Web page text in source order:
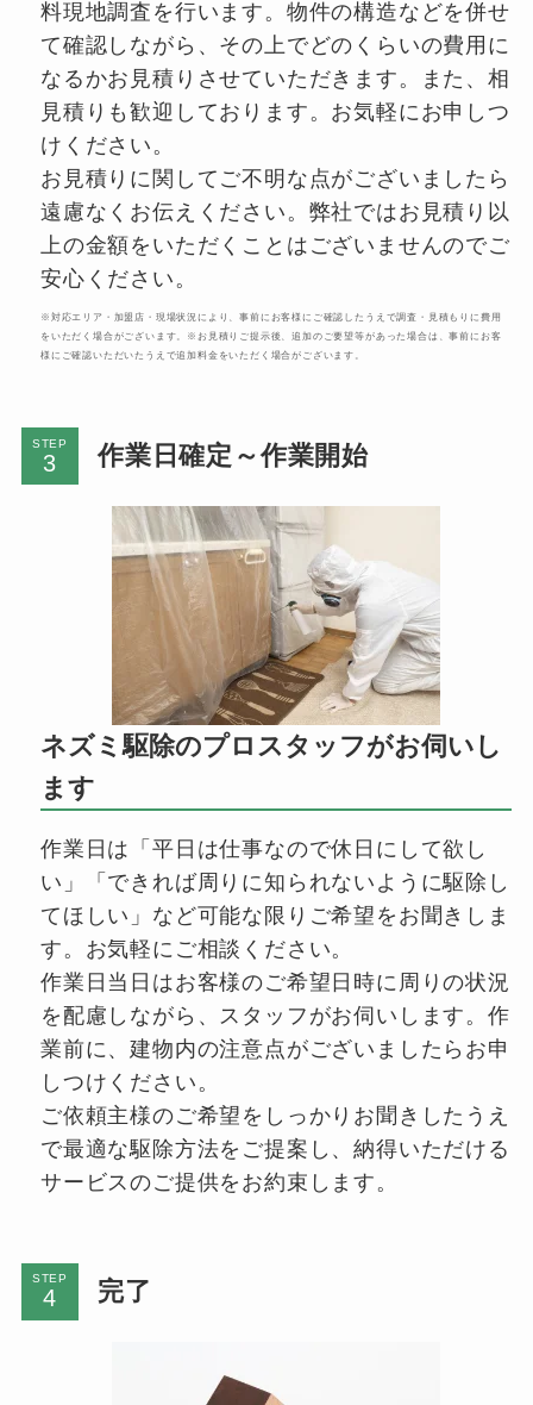
料現地調査を行います。物件の構造などを併せ
て確認しながら、その上でどのくらいの費用に
なるかお見積りさせていただきます。また、相
見積りも歓迎しております。お気軽にお申しつ
けください。
お見積りに関してご不明な点がございましたら
遠慮なくお伝えください。弊社ではお見積り以
上の金額をいただくことはございませんのでご
安心ください。
※対応エリア・加盟店・現場状況により、事前にお客様にご確認したうえで調査・見積もりに費用
をいただく場合がございます。※お見積りご提示後、追加のご要望等があった場合は、事前にお客
様にご確認いただいたうえで追加料金をいただく場合がございます。
STEP 作業日確定～作業開始
ネズミ駆除のプロスタッフがお伺いし
ます
作業日は「平日は仕事なので休日にして欲し
い」「できれば周りに知られないように駆除し
てほしい」など可能な限りご希望をお聞きしま
す。お気軽にご相談ください。
作業日当日はお客様のご希望日時に周りの状況
を配慮しながら、スタッフがお伺いします。作
業前に、建物内の注意点がございましたらお申
しつけください。
ご依頼主様のご希望をしっかりお聞きしたうえ
で最適な駆除方法をご提案し、納得いただける
サービスのご提供をお約束します。
STEP 完了